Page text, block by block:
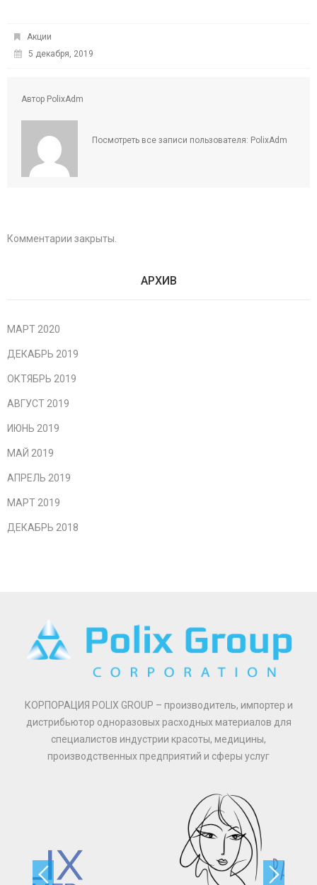
Акции
5 декабря, 2019
Автор PolixAdm
Посмотреть все записи пользователя: PolixAdm
Комментарии закрыты.
АРХИВ
МАРТ 2020
ДЕКАБРЬ 2019
ОКТЯБРЬ 2019
АВГУСТ 2019
ИЮНЬ 2019
МАЙ 2019
АПРЕЛЬ 2019
МАРТ 2019
ДЕКАБРЬ 2018
КОРПОРАЦИЯ POLIX GROUP – производитель, импортер и
дистрибьютор одноразовых расходных материалов для
специалистов индустрии красоты, медицины,
производственных предприятий и сферы услуг